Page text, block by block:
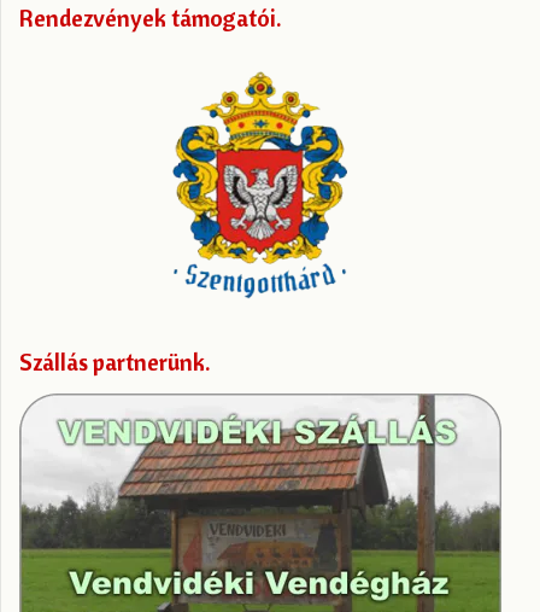
Rendezvények támogatói
Szállás partnerünk